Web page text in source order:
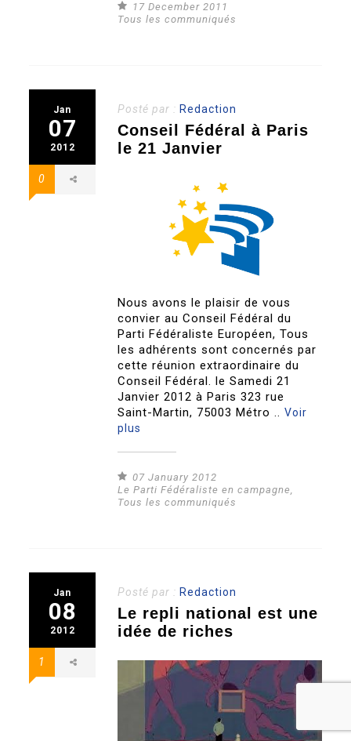
17 December 2011
Tous les communiqués
Jan
07
2012
0
Posté par : Redaction
Conseil Fédéral à Paris
le 21 Janvier
Nous avons le plaisir de vous
convier au Conseil Fédéral du
Parti Fédéraliste Européen, Tous
les adhérents sont concernés par
cette réunion extraordinaire du
Conseil Fédéral. le Samedi 21
Janvier 2012 à Paris 323 rue
Saint-Martin, 75003 Métro ..Voir
plus
07 January 2012
Le Parti Fédéraliste en campagne,
Tous les communiqués
Jan
08
2012
1
Posté par : Redaction
Le repli national est une
idée de riches